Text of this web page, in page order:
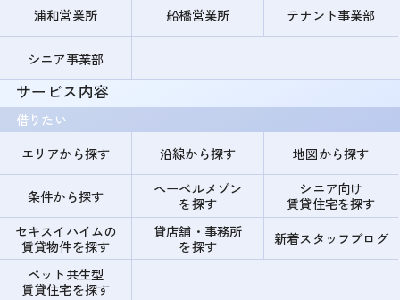
浦和営業所 船橋営業所 テナント事業部
シニア事業部
サービス内容
借りたい
エリアから探す
沿線から探す 地図から探す
条件から探す
ヘーベルメゾン
を探す
シニア向け
賃貸住宅を探す
セキスイハイムの
賃貸物件を探す
貸店舗・事務所
を探す
新着スタッフブログ
ペット共生型
賃貸住宅を探す